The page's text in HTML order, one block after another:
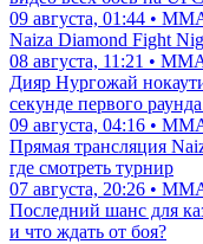
09 августа, 01:44 •
Naiza Diamond Fight
08 августа, 11:21 •
Дияр Нургожай
секунде первого
09 августа, 04:16 •
Прямая трансляция
где смотреть турнир
07 августа, 20:26 •
Последний шанс для
и что ждать от боя?